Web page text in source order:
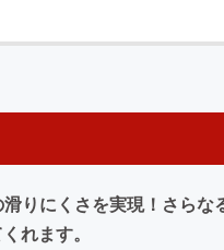
りにくさを実現！さらな
れます。